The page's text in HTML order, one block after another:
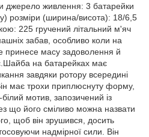
джерело живлення: 3 батарейки
розміри (ширина/висота): 18/6,5
225 гручений літальний м'яч
забав, особливо коли на
принесе масу задоволення й
на батарейках має
завдяки ротору всередині
має трохи приплюснуту форму,
мотив, запозичений із
що його сміливо можна назвати
щоб він зрушився, досить
надмірної сили. Він